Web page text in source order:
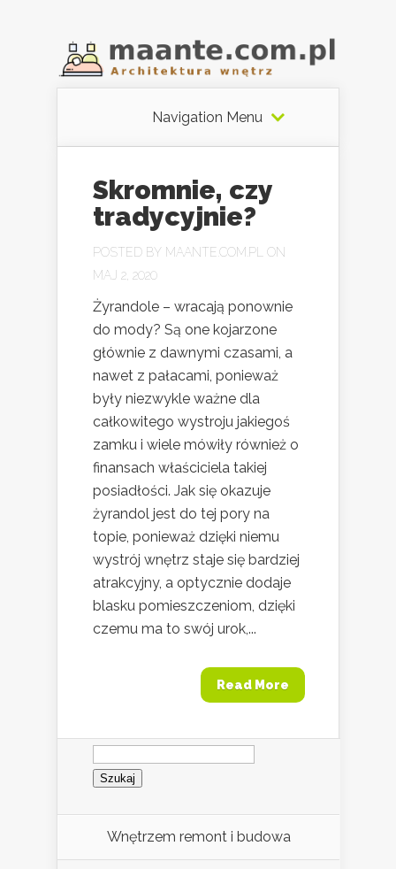
Navigation Menu
Skromnie, czy
tradycyjnie?
POSTED BY MAANTE.COM.PL
ON
MAJ 2, 2020
Żyrandole – wracają ponownie
do mody? Są one kojarzone
głównie z dawnymi czasami, a
nawet z pałacami, ponieważ
były niezwykle ważne dla
całkowitego wystroju jakiegoś
zamku i wiele mówiły również o
finansach właściciela takiej
posiadłości. Jak się okazuje
żyrandol jest do tej pory na
topie, ponieważ dzięki niemu
wystrój wnętrz staje się bardziej
atrakcyjny, a optycznie dodaje
blasku pomieszczeniom, dzięki
czemu ma to swój urok,...
Read More
Szukaj:
Wnętrzem remont i budowa